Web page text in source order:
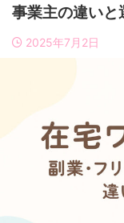
事業主の違いと
2025年7月2日